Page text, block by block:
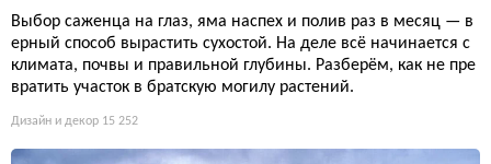
Выбор саженца на глаз, яма наспех и полив раз в месяц — в
ерный способ вырастить сухостой. На деле всё начинается с
климата, почвы и правильной глубины. Разберём, как не пре
вратить участок в братскую могилу растений.
Дизайн и декор 15 252